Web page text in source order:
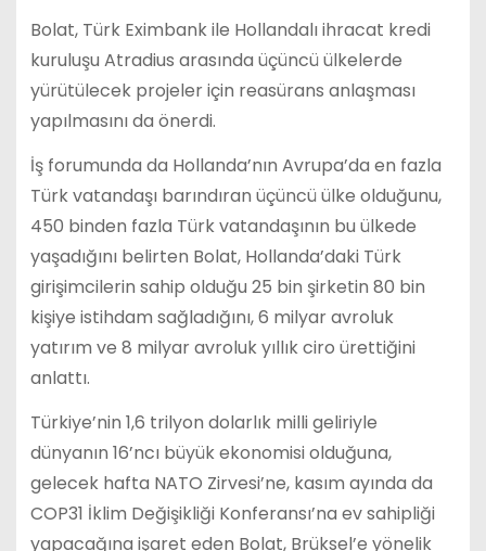
Bolat, Türk Eximbank ile Hollandalı ihracat kredi
kuruluşu Atradius arasında üçüncü ülkelerde
yürütülecek projeler için reasürans anlaşması
yapılmasını da önerdi.
İş forumunda da Hollanda’nın Avrupa’da en fazla
Türk vatandaşı barındıran üçüncü ülke olduğunu,
450 binden fazla Türk vatandaşının bu ülkede
yaşadığını belirten Bolat, Hollanda’daki Türk
girişimcilerin sahip olduğu 25 bin şirketin 80 bin
kişiye istihdam sağladığını, 6 milyar avroluk
yatırım ve 8 milyar avroluk yıllık ciro ürettiğini
anlattı.
Türkiye’nin 1,6 trilyon dolarlık milli geliriyle
dünyanın 16’ncı büyük ekonomisi olduğuna,
gelecek hafta NATO Zirvesi’ne, kasım ayında da
COP31 İklim Değişikliği Konferansı’na ev sahipliği
yapacağına işaret eden Bolat, Brüksel’e yönelik